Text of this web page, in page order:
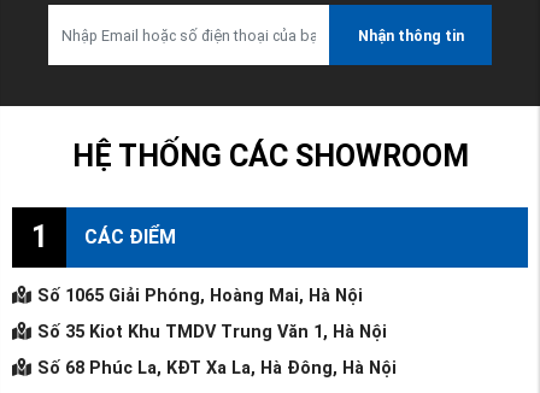
Nhận thông tin
HỆ THỐNG CÁC SHOWROOM
1 CÁC ĐIỂM
Số 1065 Giải Phóng, Hoàng Mai, Hà Nội
Số 35 Kiot Khu TMDV Trung Văn 1, Hà Nội
Số 68 Phúc La, KĐT Xa La, Hà Đông, Hà Nội